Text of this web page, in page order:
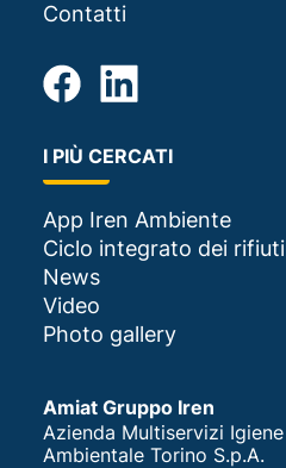
Amiat Gruppo Iren
Azienda Multiservizi Igiene
Ambientale Torino S.p.A.
Contatti
I PIÙ CERCATI
App Iren Ambiente
Ciclo integrato dei rifiuti
News
Video
Photo gallery